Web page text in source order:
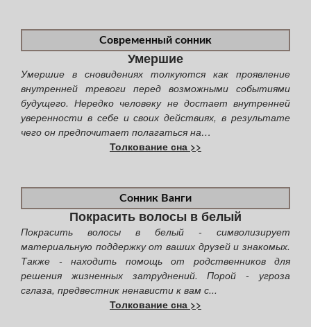
Современный сонник
Умершие
Умершие в сновидениях толкуются как проявление
внутренней тревоги перед возможными событиями
будущего. Нередко человеку не достает внутренней
уверенности в себе и своих действиях, в результате
чего он предпочитает полагаться на…
Толкование сна >>
Сонник Ванги
Покрасить волосы в белый
Покрасить волосы в белый - символизирует
материальную поддержку от ваших друзей и знакомых.
Также - находить помощь от родственников для
решения жизненных затруднений. Порой - угроза
сглаза, предвестник ненависти к вам с...
Толкование сна >>